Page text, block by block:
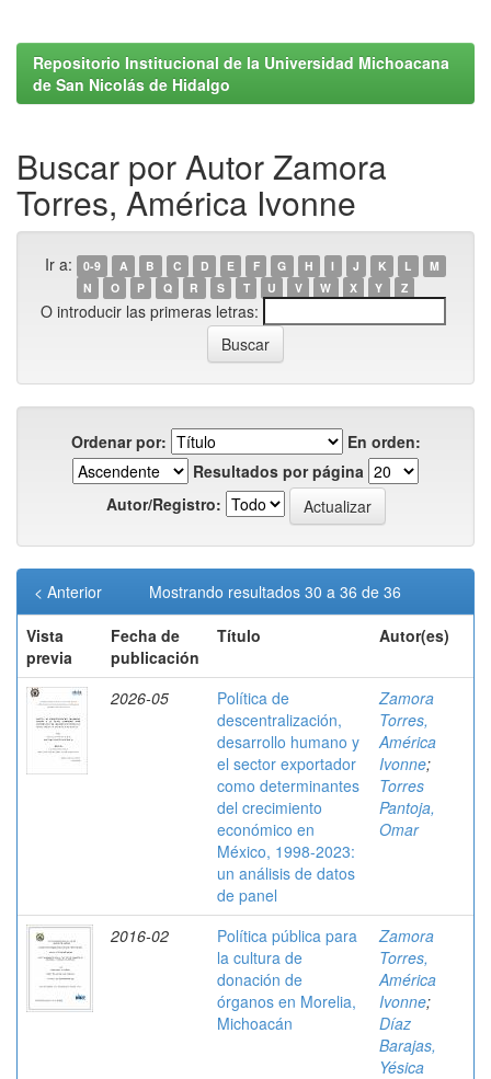
Repositorio Institucional de la Universidad Michoacana
de San Nicolás de Hidalgo
Buscar por Autor Zamora
Torres, América Ivonne
Ir a: 0-9 A B C D E F G H I J K L
M
N
O P Q R S T U V W X Y Z
O introducir las primeras letras:
Ordenar por:
En orden:
Resultados por página
Autor/Registro:
Mostrando resultados 30 a 36 de 36
< Anterior
Vista
previa
Fecha de
publicación
Título Autor(es)
2026-05
Política de
descentralización,
desarrollo humano y
el sector exportador
como determinantes
del crecimiento
económico en
México, 1998-2023:
un análisis de datos
de panel
Zamora
Torres,
América
Ivonne;
Torres
Pantoja,
Omar
2016-02
Política pública para
la cultura de
donación de
órganos en Morelia,
Michoacán
Zamora
Torres,
América
Ivonne;
Díaz
Barajas,
Yésica